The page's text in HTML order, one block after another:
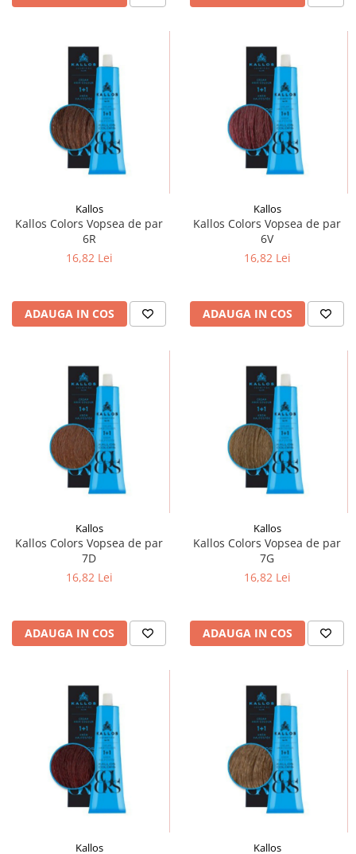
Kallos
Kallos Colors Vopsea de par
6R
16,82 Lei
ADAUGA IN COS
Kallos
Kallos Colors Vopsea de par
6V
16,82 Lei
ADAUGA IN COS
Kallos
Kallos Colors Vopsea de par
7D
16,82 Lei
ADAUGA IN COS
Kallos
Kallos Colors Vopsea de par
7G
16,82 Lei
ADAUGA IN COS
Kallos Kallos